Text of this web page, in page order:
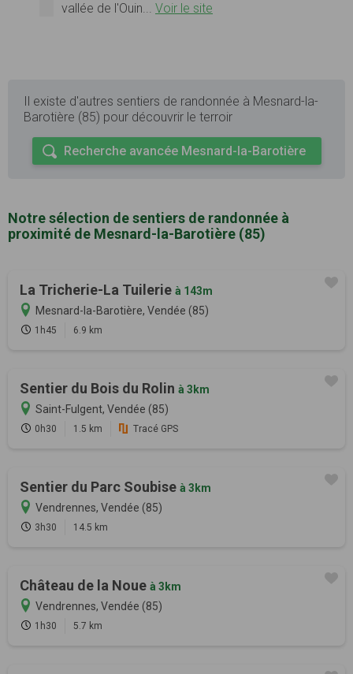
vallée de l'Ouin... Voir le site
Il existe d'autres sentiers de randonnée à Mesnard-la-
Barotière (85) pour découvrir le terroir
Recherche avancée Mesnard-la-Barotière
Notre sélection de sentiers de randonnée à
proximité de Mesnard-la-Barotière (85)
La Tricherie-La Tuilerie à 143m
Mesnard-la-Barotière, Vendée (85)
1h45 6.9 km
Sentier du Bois du Rolin à 3km
Saint-Fulgent, Vendée (85)
0h30 1.5 km Tracé GPS
Sentier du Parc Soubise à 3km
Vendrennes, Vendée (85)
3h30 14.5 km
Château de la Noue à 3km
Vendrennes, Vendée (85)
1h30 5.7 km